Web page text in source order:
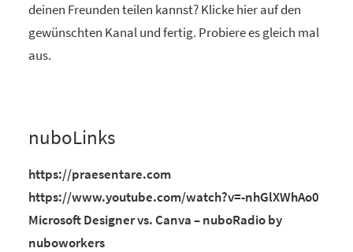
deinen Freunden teilen kannst? Klicke hier auf den
gewünschten Kanal und fertig. Probiere es gleich mal
aus.
nuboLinks
https://praesentare.com
https://www.youtube.com/watch?v=-nhGlXWhAo0
Microsoft Designer vs. Canva – nuboRadio by
nuboworkers